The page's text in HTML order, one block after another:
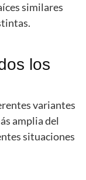
similares
los
variantes
amplia del
situaciones